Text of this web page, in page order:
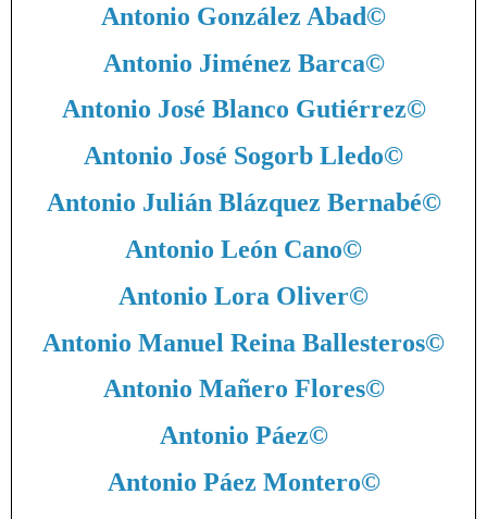
Antonio González Abad©
Antonio Jiménez Barca©
Antonio José Blanco Gutiérrez©
Antonio José Sogorb Lledo©
Antonio Julián Blázquez Bernabé©
Antonio León Cano©
Antonio Lora Oliver©
Antonio Manuel Reina Ballesteros©
Antonio Mañero Flores©
Antonio Páez©
Antonio Páez Montero©